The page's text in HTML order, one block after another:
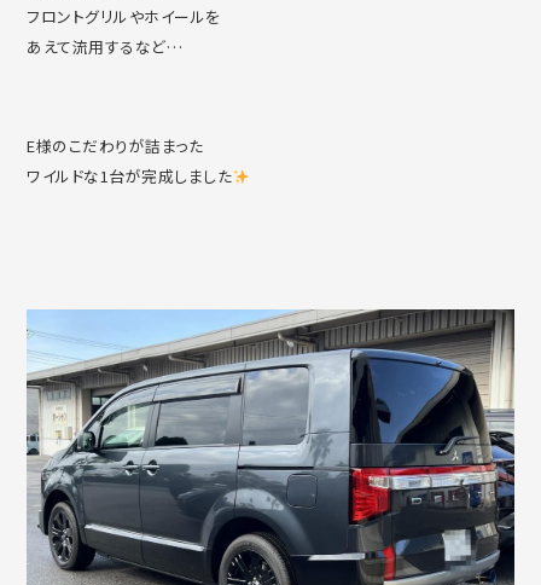
フロントグリルやホイールを
あえて流用するなど…
E様のこだわりが詰まった
ワイルドな1台が完成しました